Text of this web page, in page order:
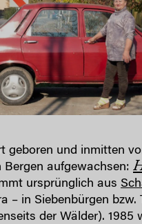
geboren und inmitten
Bergen aufgewachsen:
ursprünglich aus
– in Siebenbürgen bzw.
der Wälder). 1985